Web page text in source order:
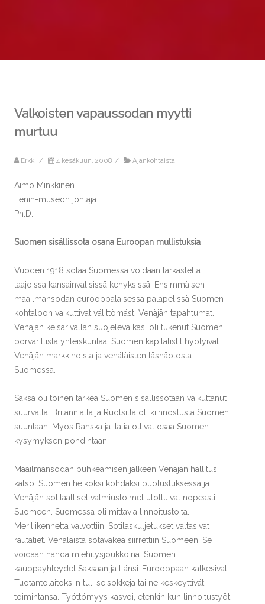
Valkoisten vapaussodan myytti
murtuu
Erkki / 4 kesäkuun, 2008 / Ajankohtaista
Aimo Minkkinen
Lenin-museon johtaja
Ph.D.
Suomen sisällissota osana Euroopan mullistuksia
Vuoden 1918 sotaa Suomessa voidaan tarkastella
laajoissa kansainvälisissä kehyksissä. Ensimmäisen
maailmansodan eurooppalaisessa palapelissä Suomen
kohtaloon vaikuttivat välittömästi Venäjän tapahtumat.
Venäjän keisarivallan suojeleva käsi oli tukenut Suomen
porvarillista yhteiskuntaa. Suomen kapitalistit hyötyivät
Venäjän markkinoista ja venäläisten läsnäolosta
Suomessa.
Saksa oli toinen tärkeä Suomen sisällissotaan vaikuttanut
suurvalta. Britannialla ja Ruotsilla oli kiinnostusta Suomen
suuntaan. Myös Ranska ja Italia ottivat osaa Suomen
kysymyksen pohdintaan.
Maailmansodan puhkeamisen jälkeen Venäjän hallitus
katsoi Suomen heikoksi kohdaksi puolustuksessa ja
Venäjän sotilaalliset valmiustoimet ulottuivat nopeasti
Suomeen. Suomessa oli mittavia linnoitustöitä.
Meriliikennettä valvottiin. Sotilaskuljetukset valtasivat
rautatiet. Venäläistä sotaväkeä siirrettiin Suomeen. Se
voidaan nähdä miehitysjoukkoina. Suomen
kauppayhteydet Saksaan ja Länsi-Eurooppaan katkesivat.
Tuotantolaitoksiin tuli seisokkeja tai ne keskeyttivät
toimintansa. Työttömyys kasvoi, etenkin kun linnoitustyöt